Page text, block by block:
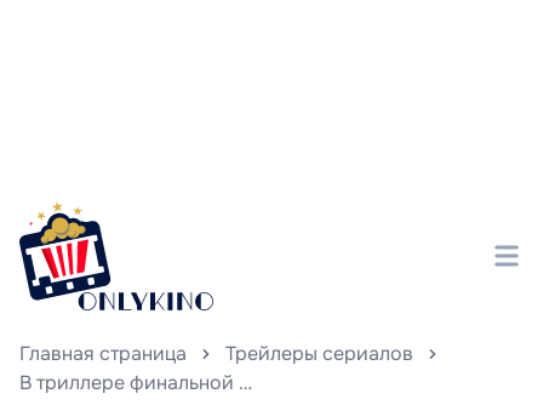
Главная страница
Трейлеры сериалов
В триллере финальной главы сериала «Викинги: Вальхалла» герои вновь отправляются в путь, а яркий трейлер обещает незабываемый финал приключений